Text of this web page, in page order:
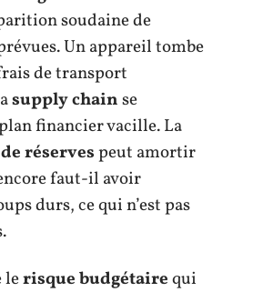
soudaine de
Un appareil tombe
de transport
supply chainse
financier vacille. La
réservespeut amortir
faut-il avoir
durs, ce qui n’est pas
lerisque budgétairequi